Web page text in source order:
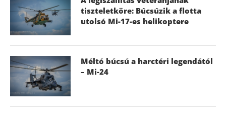
tiszteletköre: Búcsúzik a flotta
utolsó Mi-17-es helikoptere
Méltó búcsú a harctéri legendától
– Mi-24